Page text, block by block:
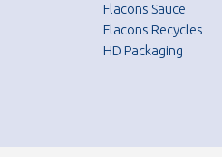
Flacons Sauce
Flacons Recycles
HD Packaging